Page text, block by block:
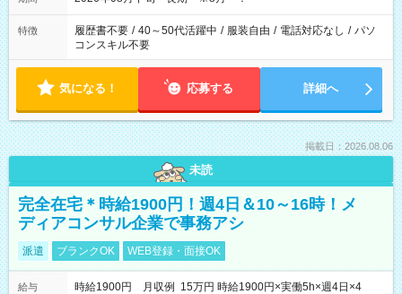
特徴 履歴書不要 / 40～50代活躍中 / 服装自由 / 電話対応なし / パソ
コンスキル不要
気になる！ 応募する 詳細へ
掲載日：2026.08.06
未読
完全在宅＊時給1900円！週4日＆10～16時！メ
ディアコンサル企業で事務アシ
派遣 ブランクOK WEB登録・面接OK
給与
時給1900円 月収例 15万円 時給1900円×実働5h×週4日×4